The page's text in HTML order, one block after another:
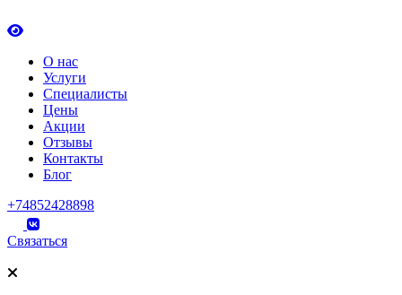
О нас
Услуги
Специалисты
Цены
Акции
Отзывы
Контакты
Блог
+74852428898
Связаться